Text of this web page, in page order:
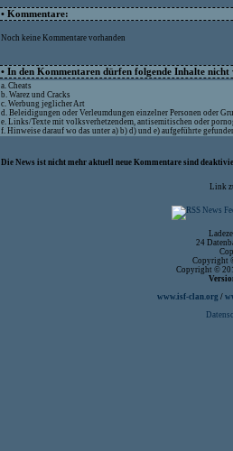
• Kommentare:
Noch keine Kommentare vorhanden
• In den Kommentaren dürfen folgende Inhalte
a. Cheats
b. Warez und Cracks
c. Werbung jeglicher Art
d. Beleidigungen oder Verleumdungen einzelner Personen oder
e. Links/Texte mit volksverhetzendem, antisemitischen oder
f. Hinweise darauf wo das unter a) b) d) und e) aufgeführte
Die News ist nicht mehr aktuell neue Kommentare sind
Link
24
Copyright
Copyright ©
www.isf-clan.org /